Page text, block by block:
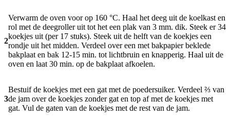
2
Verwarm de oven voor op 160 °C. Haal het deeg uit de koelkast en
rol met de deegroller uit tot het een plak van 3 mm. dik. Steek er 34
koekjes uit (per 17 stuks). Steek uit de helft van de koekjes een
rondje uit het midden. Verdeel over een met bakpapier beklede
bakplaat en bak 12-15 min. tot lichtbruin en knapperig. Haal uit de
oven en laat 30 min. op de bakplaat afkoelen.
3
Bestuif de koekjes met een gat met de poedersuiker. Verdeel ⅔ van
de jam over de koekjes zonder gat en top af met de koekjes met
gat. Vul de gaten van de koekjes met de rest van de jam.